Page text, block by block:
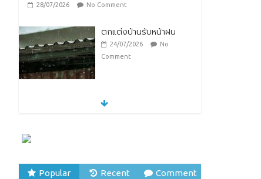
28/07/2026 No Comment
ตกแต่งบ้านรับหน้าฝน
24/07/2026
No
Comment
“รมว.ซาบีดา” แถลงข่าว
สัญลักษณ์ “Thailand Best Local Food”
Popular Recent Comment